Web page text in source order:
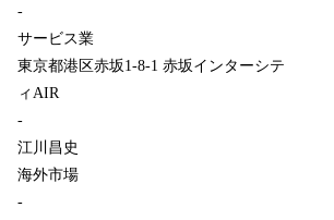
-
サービス業
東京都港区赤坂1-8-1 赤坂インターシテ
ィAIR
-
江川昌史
海外市場
-